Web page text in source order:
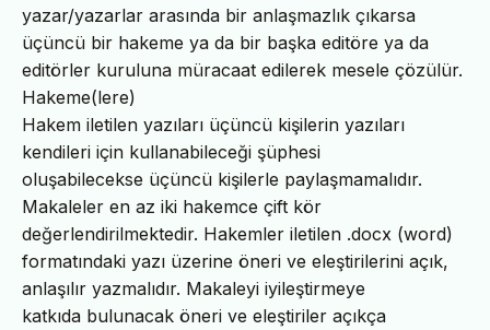
yazar/yazarlar arasında bir anlaşmazlık çıkarsa
üçüncü bir hakeme ya da bir başka editöre ya da
editörler kuruluna müracaat edilerek mesele çözülür.
Hakeme(lere)
Hakem iletilen yazıları üçüncü kişilerin yazıları
kendileri için kullanabileceği şüphesi
oluşabilecekse üçüncü kişilerle paylaşmamalıdır.
Makaleler en az iki hakemce çift kör
değerlendirilmektedir. Hakemler iletilen .docx (word)
formatındaki yazı üzerine öneri ve eleştirilerini açık,
anlaşılır yazmalıdır. Makaleyi iyileştirmeye
katkıda bulunacak öneri ve eleştiriler açıkça